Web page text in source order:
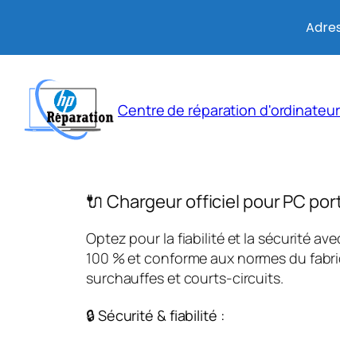
contenu
Centre de réparation d'ordinateur
🔌 Chargeur officiel pour PC
Optez pour la fiabilité et la sécurité
100 % et conforme aux normes du
surchauffes et courts-circuits.
🔒 Sécurité & fiabilité :